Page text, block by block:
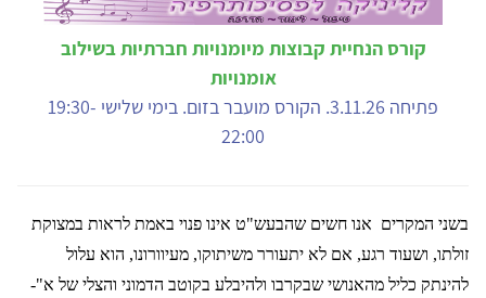
קורס הנחיית קבוצות מיומנויות חברתיות בשילוב
אומנויות
פתיחה 3.11.26. הקורס מועבר בזום. בימי שלישי 19:30-
22:00
בשני המקרים אנו חשים שהבעש"ט אינו פנוי באמת לראות במצוקת
זולתו, ושעוד רגע, אם לא יתעורר משיתוקו, מעיוורונו, הוא עלול
להינתק כליל מהאנושי שבקרבו ולהיבלע בקוטב הדמוני והצלי של א"-